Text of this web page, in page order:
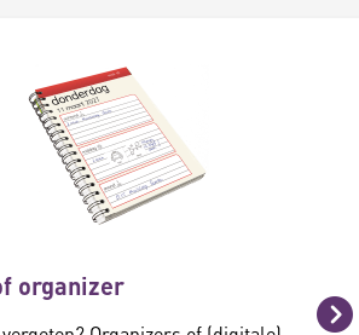
organizer